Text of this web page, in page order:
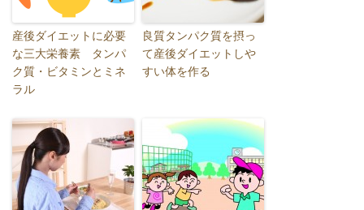
産後ダイエットに必要
な三大栄養素 タンパ
ク質・ビタミンとミネ
ラル
良質タンパク質を摂っ
て産後ダイエットしや
すい体を作る